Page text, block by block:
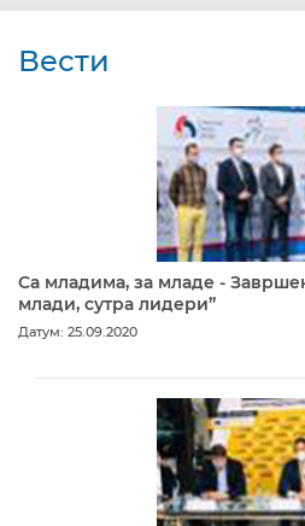
Вести
Са младима, за младе -
млади, сутра лидери”
Датум: 25.09.2020